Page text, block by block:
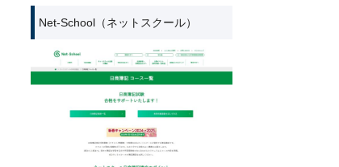
Net-School（ネットスクール）